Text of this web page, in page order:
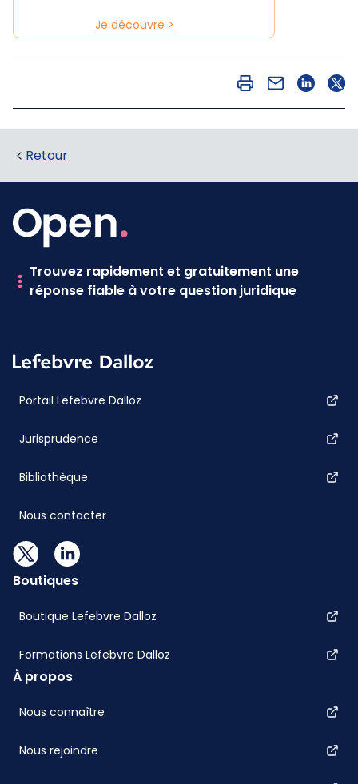
Je découvre >
Retour
Trouvez rapidement et gratuitement une
réponse fiable à votre question juridique
Portail Lefebvre Dalloz
Jurisprudence
Bibliothèque
Nous contacter
Boutiques
Boutique Lefebvre Dalloz
Formations Lefebvre Dalloz
À propos
Nous connaître
Nous rejoindre